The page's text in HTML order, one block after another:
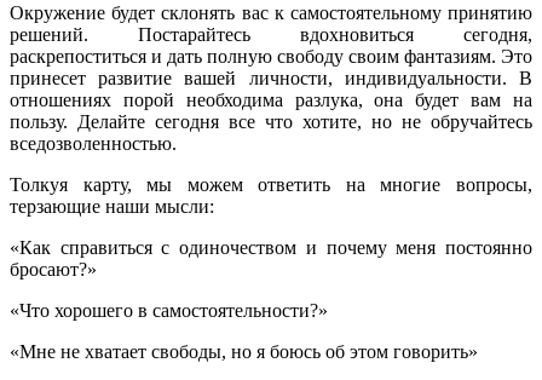
Окружение будет склонять вас к самостоятельному принятию
решений. Постарайтесь вдохновиться сегодня,
раскрепоститься и дать полную свободу своим фантазиям. Это
принесет развитие вашей личности, индивидуальности. В
отношениях порой необходима разлука, она будет вам на
пользу. Делайте сегодня все что хотите, но не обручайтесь
вседозволенностью.
Толкуя карту, мы можем ответить на многие вопросы,
терзающие наши мысли:
«Как справиться с одиночеством и почему меня постоянно
бросают?»
«Что хорошего в самостоятельности?»
«Мне не хватает свободы, но я боюсь об этом говорить»